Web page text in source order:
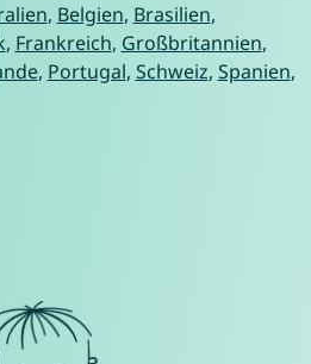
, Belgien, Brasilien,
, Frankreich, Großbritannien,
, Portugal, Schweiz, Spanien,